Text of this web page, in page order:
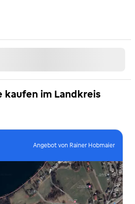
kaufen im Landkreis
Angebot von Rainer Hobmaier